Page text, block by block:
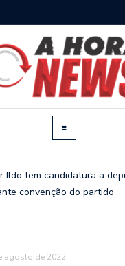
Ildo tem candidatura a
convenção do partido
agosto de 2022